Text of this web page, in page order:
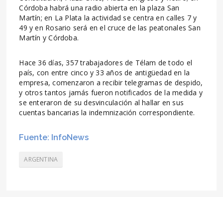
Córdoba habrá una radio abierta en la plaza San
Martín; en La Plata la actividad se centra en calles 7 y
49 y en Rosario será en el cruce de las peatonales San
Martín y Córdoba.
Hace 36 días, 357 trabajadores de Télam de todo el
país, con entre cinco y 33 años de antigüedad en la
empresa, comenzaron a recibir telegramas de despido,
y otros tantos jamás fueron notificados de la medida y
se enteraron de su desvinculación al hallar en sus
cuentas bancarias la indemnización correspondiente.
Fuente: InfoNews
ARGENTINA